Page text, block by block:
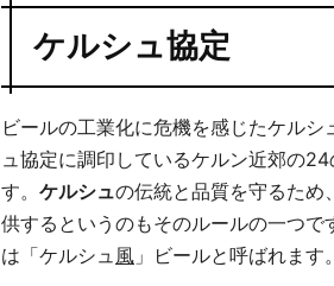
ケルシュ協定
ビールの工業化に危機を感じたケル
ュ協定に調印しているケルン近郊の24
す。 ケルシュの伝統と品質を守るた
供するというのもそのルールの一つで
は「ケルシュ 風 」ビールと呼ばれます。